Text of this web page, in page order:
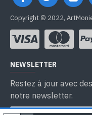
Copyright © 2022,
NEWSLETTER
Restez à jour avec
notre newsletter.